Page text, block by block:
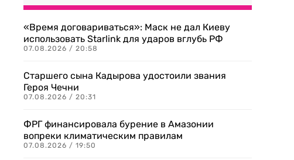
«Время договариваться»: Маск не дал Киеву
использовать Starlink для ударов вглубь РФ
07.08.2026 / 20:58
Старшего сына Кадырова удостоили звания
Героя Чечни
07.08.2026 / 20:31
ФРГ финансировала бурение в Амазонии
вопреки климатическим правилам
07.08.2026 / 19:50